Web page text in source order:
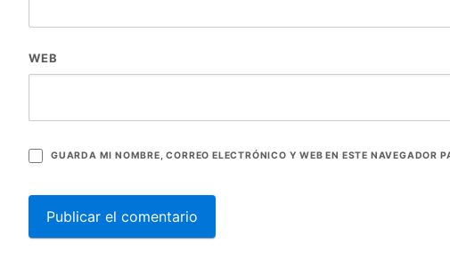
WEB
GUARDA MI NOMBRE, CORREO ELECTRÓNICO Y WEB EN ESTE NAVEGADOR